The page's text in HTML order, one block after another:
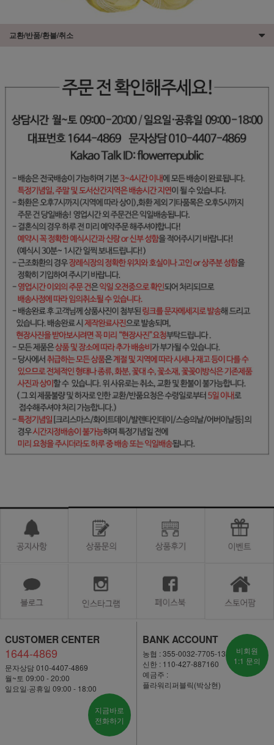
교환/반품/환불/취소
CUSTOMER CENTER
1644-4869
문자상담 010-4407-4869
월~토 09:00 - 20:00
일요일·공휴일 09:00 - 18:00
지금바로
전화하기
BANK ACCOUNT
농협 : 355-0032-7705-13
신한 : 110-427-887160
예금주 :
플라워리퍼블릭(박상현)
비회원
1:1 문의